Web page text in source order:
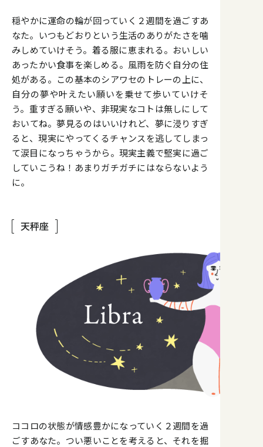
穏やかに運命の輪が回っていく２週間を過ごすあ
なた。いつもどおりという生活のありがたさを噛
みしめていけそう。着る服に恵まれる。おいしい
あったかい食事を楽しめる。風雨を防ぐ自分の住
処がある。この基本のシアワセのトレーの上に、
自分の夢や叶えたい願いを乗せて歩いていけそ
う。重すぎる願いや、非現実なコトは無しにして
おいてね。夢見るのはいいけれど、夢に浸りすぎ
ると、現実にやってくるチャンスを逃してしまっ
て涙目になっちゃうから。現実主義で堅実に過ご
していこうね！あまりガチガチにはならないよう
に。
天秤座
ココロの状態が情感豊かになっていく２週間を過
ごすあなた。つい悪いことを考えると、それを掘